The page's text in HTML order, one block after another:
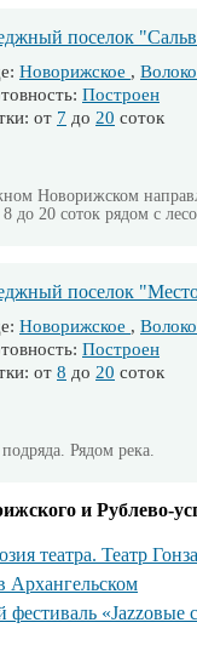
поселок
Новорижское ,
Построен
от 7 до 20 соток
Новорижском
до 20 соток рядом с
поселок
Новорижское ,
Построен
от 8 до 20 соток
Рядом река.
и Рублево-
театра. Театр
Архангельском
«Jazzовые